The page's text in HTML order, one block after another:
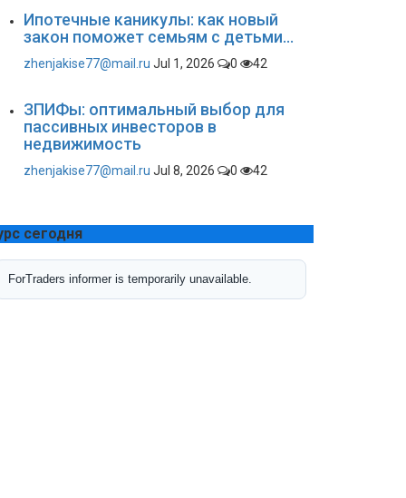
Ипотечные каникулы: как новый
закон поможет семьям с детьми...
zhenjakise77@mail.ru Jul 1, 2026 0 42
ЗПИФы: оптимальный выбор для
пассивных инвесторов в
недвижимость
zhenjakise77@mail.ru Jul 8, 2026 0 42
сегодня